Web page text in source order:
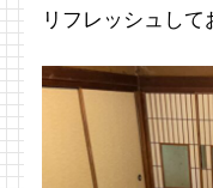
リフレッシュして